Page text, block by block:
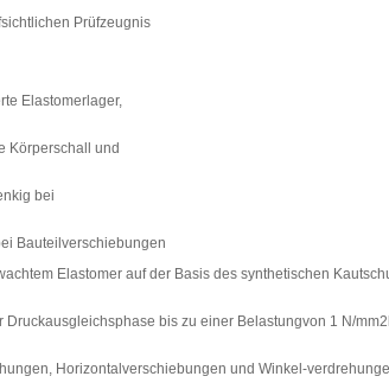
Prüfzeugnis
Elastomerlager,
Körperschall und
bei
Bauteilverschiebungen
Elastomer auf der Basis des synthetischen
bis zu einer Belastungvon 1 N/
Horizontalverschiebungen und Winkel-